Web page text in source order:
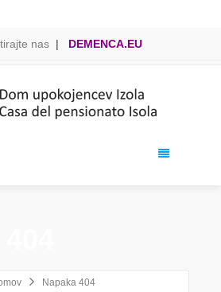
nas | DEMENCA.EU
Napaka 404